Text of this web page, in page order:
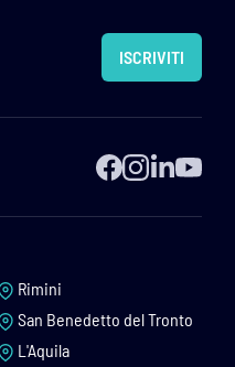
ISCRIVITI
Rimini
San Benedetto del Tronto
L'Aquila